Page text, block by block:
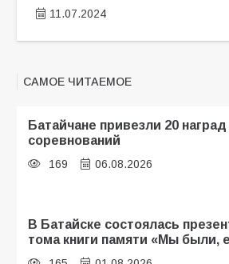
11.07.2024
САМОЕ ЧИТАЕМОЕ
Батайчане привезли 20
соревнований
169 06.08.2026
В Батайске состоялась
тома книги памяти «Мы были,